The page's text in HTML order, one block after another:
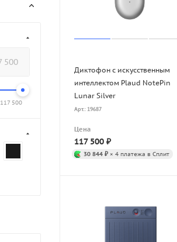
Диктофон с искусственным
интеллектом Plaud NotePin
Lunar Silver
Арт.: 19687
Цена
117 500 ₽
30 844 ₽ × 4 платежа в Сплит
117 500